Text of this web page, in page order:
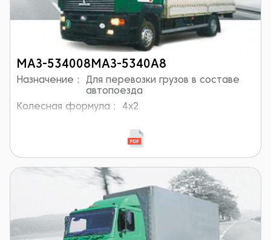
МАЗ-534008МАЗ-5340А8
Назначение :
Для перевозки грузов в составе
автопоезда
Колесная формула :
4x2